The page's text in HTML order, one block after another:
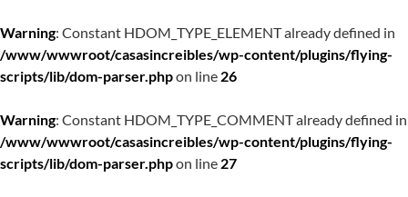
Warning: Constant HDOM_TYPE_ELEMENT already defined in
/www/wwwroot/casasincreibles/wp-content/plugins/flying-
scripts/lib/dom-parser.phpon line 26
Warning: Constant HDOM_TYPE_COMMENT already defined in
/www/wwwroot/casasincreibles/wp-content/plugins/flying-
scripts/lib/dom-parser.phpon line 27